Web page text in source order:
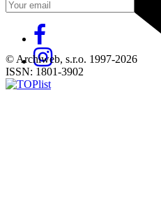
© Archiweb, s.r.o. 1997-2026
ISSN: 1801-3902